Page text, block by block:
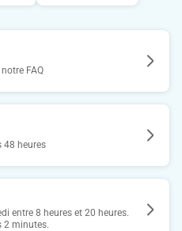
FAQ
48 heures
entre 8 heures et 20 heures.
2 minutes.